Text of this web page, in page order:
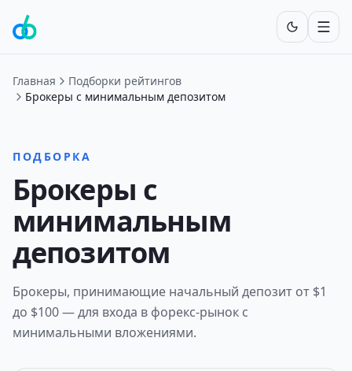
Главная
Подборки рейтингов
Брокеры с минимальным депозитом
ПОДБОРКА
Брокеры с
минимальным
депозитом
Брокеры, принимающие начальный депозит от $1
до $100 — для входа в форекс-рынок с
минимальными вложениями.